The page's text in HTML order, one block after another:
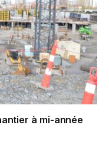
à mi-année